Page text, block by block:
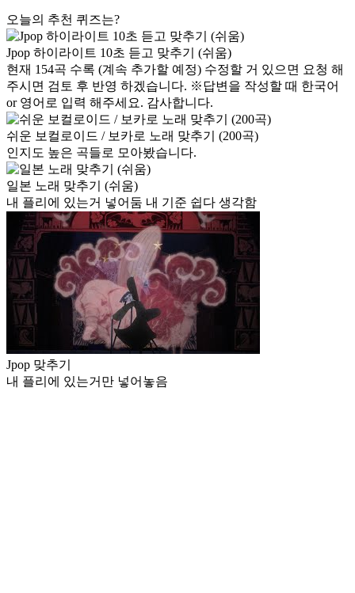
오늘의 추천 퀴즈는?
Jpop 하이라이트 10초 듣고 맞추기 (쉬움)
현재 154곡 수록 (계속 추가할 예정) 수정할 거 있으면 요청 해
주시면 검토 후 반영 하겠습니다. ※답변을 작성할 때 한국어
or 영어로 입력 해주세요. 감사합니다.
쉬운 보컬로이드 / 보카로 노래 맞추기 (200곡)
인지도 높은 곡들로 모아봤습니다.
일본 노래 맞추기 (쉬움)
내 플리에 있는거 넣어둠 내 기준 쉽다 생각함
Jpop 맞추기
내 플리에 있는거만 넣어놓음